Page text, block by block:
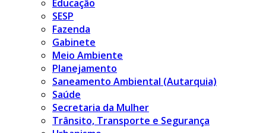
Educação
SESP
Fazenda
Gabinete
Meio Ambiente
Planejamento
Saneamento Ambiental (Autarquia)
Saúde
Secretaria da Mulher
Trânsito, Transporte e Segurança